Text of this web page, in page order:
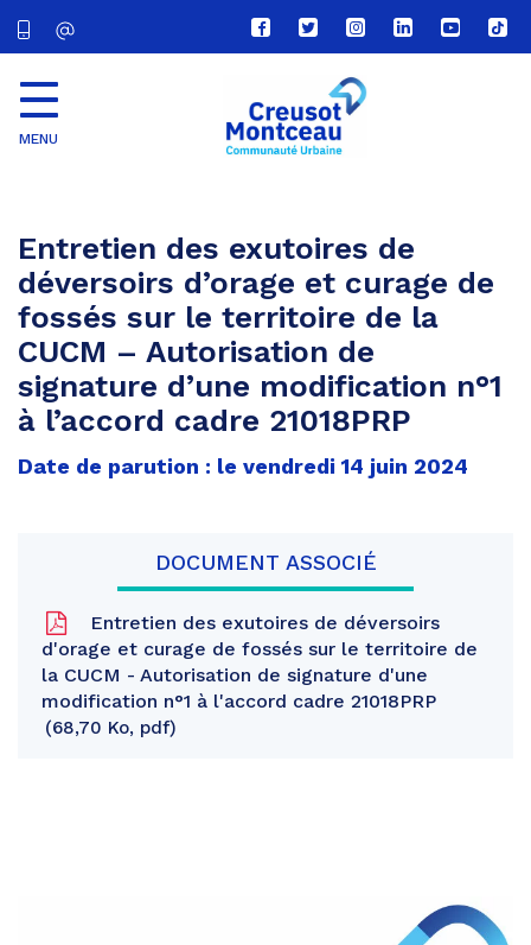
Lien
vers
compte
Facebook
Lien
vers
compte
Twitter
Lien
vers
le
compte
Lien
vers
Lien
vers
Lien
vers
MENU
Entretien des exutoires de
déversoirs d’orage et curage de
fossés sur le territoire de la
CUCM – Autorisation de
signature d’une modification n°1
à l’accord cadre 21018PRP
Date de parution : le vendredi 14 juin 2024
DOCUMENT ASSOCIÉ
Entretien des exutoires de déversoirs
d'orage et curage de fossés sur le territoire de
la CUCM - Autorisation de signature d'une
modification n°1 à l'accord cadre 21018PRP
68,70 Ko, pdf